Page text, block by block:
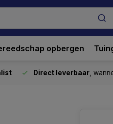
opbergen
Direct leverbaar ,